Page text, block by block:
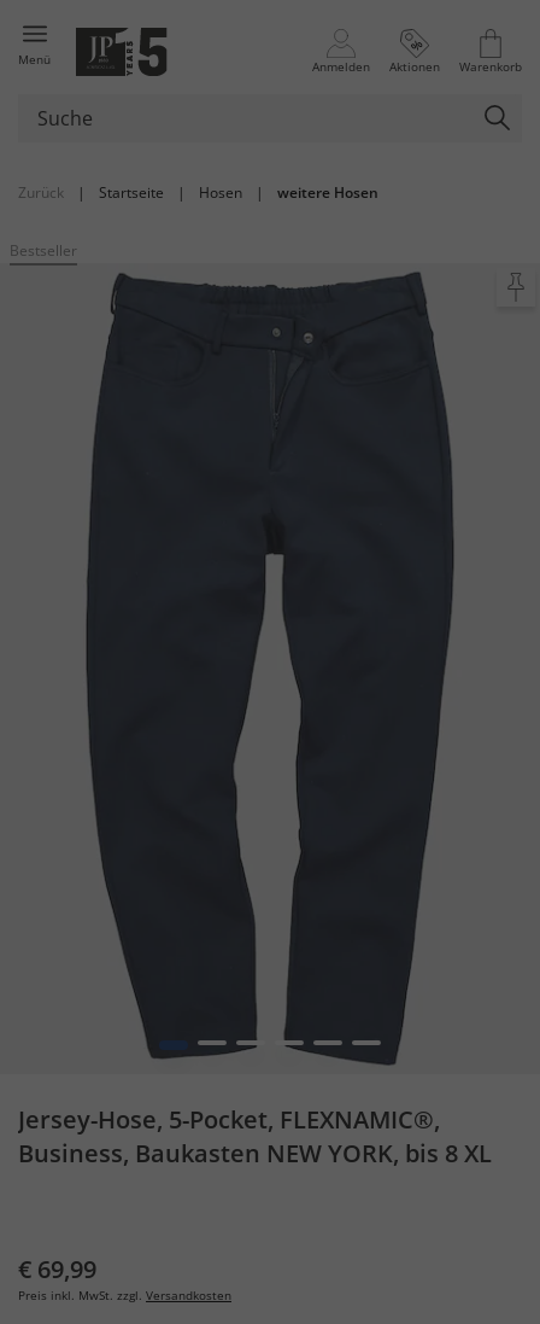
Menü Anmelden Aktionen Warenkorb
Zurück | Startseite | Hosen | weitere Hosen
Bestseller
1 2 3 4 5 6
Jersey-Hose, 5-Pocket, FLEXNAMIC®,
Business, Baukasten NEW YORK, bis 8 XL
€ 69,99
Preis inkl. MwSt. zzgl. Versandkosten